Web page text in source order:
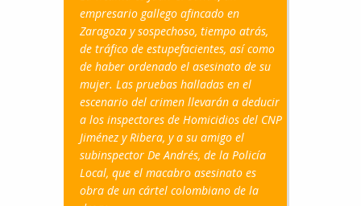
empresario gallego afincado en
Zaragoza y sospechoso, tiempo atrás,
de tráfico de estupefacientes, así como
de haber ordenado el asesinato de su
mujer. Las pruebas halladas en el
escenario del crimen llevarán a deducir
a los inspectores de Homicidios del CNP
Jiménez y Ribera, y a su amigo el
subinspector De Andrés, de la Policía
Local, que el macabro asesinato es
obra de un cártel colombiano de la